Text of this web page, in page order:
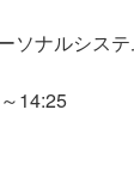
ソナルシス
14:25